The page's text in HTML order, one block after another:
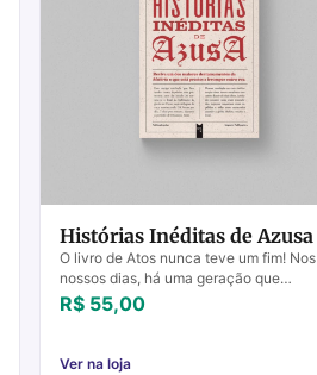
Histórias Inéditas de Azusa
O livro de Atos nunca teve um fim! Nos
nossos dias, há uma geração que
pergunta: Onde estão aquelas coisas
maravilhosas que os nossos
R$ 55,00
Ver na loja